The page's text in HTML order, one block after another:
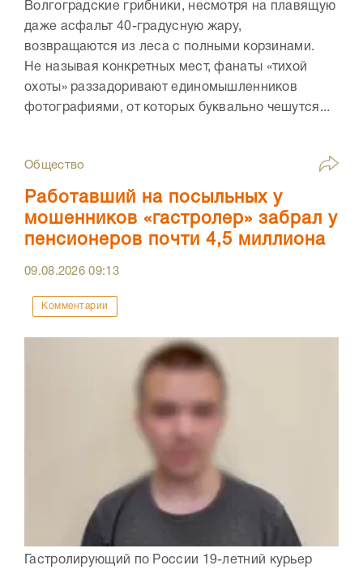
Волгоградские грибники, несмотря на плавящую
даже асфальт 40-градусную жару,
возвращаются из леса с полными корзинами.
Не называя конкретных мест, фанаты «тихой
охоты» раззадоривают единомышленников
фотографиями, от которых буквально чешутся...
Общество
Работавший на посыльных у
мошенников «гастролер» забрал у
пенсионеров почти 4,5 миллиона
09.08.202609:13
Комментарии
Гастролирующий по России 19-летний курьер